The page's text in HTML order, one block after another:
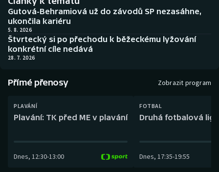
Biatlon
Boby a skeleton
Curling
Dostihy
Futsal
Aplikace ČT sport
AZ kvíz
Gutová-Behramiová už do závodů SP nezasáhne,
ukončila kariéru
5. 8. 2026
Štvrtecký si po přechodu k běžeckému lyžování
konkrétní cíle nedává
28. 7. 2026
Přímé přenosy Zobrazit program
PLAVÁNÍ
Plavání: TK před ME v plavání
Dnes, 12:30-13:00
FOTBAL
Druhá fotbalová
Dnes, 17:35-19:55